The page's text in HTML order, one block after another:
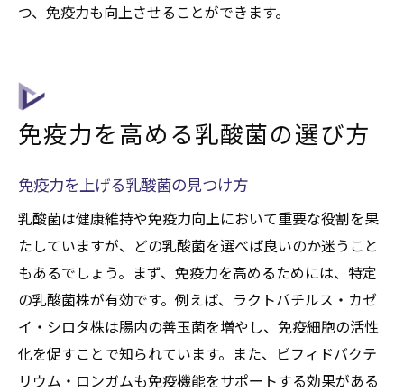
つ、免疫力も向上させることができます。
免疫力を高める乳酸菌の選び方
免疫力を上げる乳酸菌の見つけ方
乳酸菌は健康維持や免疫力向上において重要な役割を果
たしていますが、どの乳酸菌を選べば良いのか迷うこと
もあるでしょう。まず、免疫力を高めるためには、特定
の乳酸菌株が有効です。例えば、ラクトバチルス・カゼ
イ・シロタ株は腸内の善玉菌を増やし、免疫細胞の活性
化を促すことで知られています。また、ビフィドバクテ
リウム・ロンガムも免疫機能をサポートする効果がある